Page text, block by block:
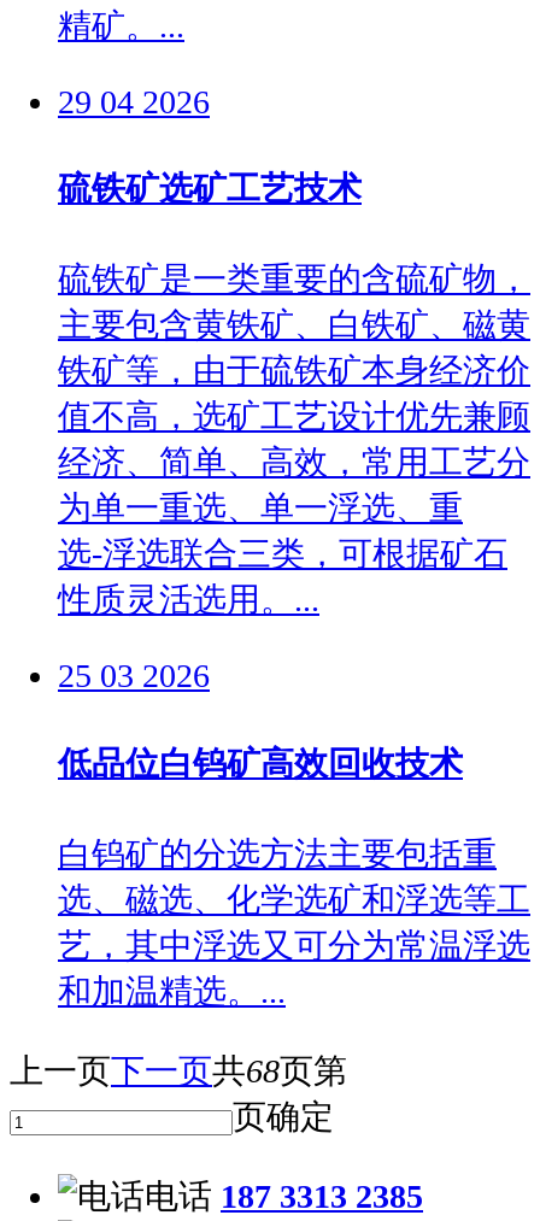
精矿。...
29 04 2026
硫铁矿选矿工艺技术
硫铁矿是一类重要的含硫矿物，
主要包含黄铁矿、白铁矿、磁黄
铁矿等，由于硫铁矿本身经济价
值不高，选矿工艺设计优先兼顾
经济、简单、高效，常用工艺分
为单一重选、单一浮选、重
选‑浮选联合三类，可根据矿石
性质灵活选用。...
25 03 2026
低品位白钨矿高效回收技术
白钨矿的分选方法主要包括重
选、磁选、化学选矿和浮选等工
艺，其中浮选又可分为常温浮选
和加温精选。...
上一页下一页共68页第
页确定
电话 187 3313 2385